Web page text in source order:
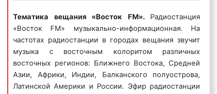
направлены на создание положительного образа
компании или ее бренда, способствуют быстрому
запоминанию бренда организации или ее названия.
Пример имиджевого рекламного ролика на радио
«Восток FM»:
Тематика вещания «Восток FM». Радиостанция
«Восток FM» музыкально-информационная. На
частотах радиостанции в городах вещания звучит
музыка с восточным колоритом различных
восточных регионов: Ближнего Востока, Средней
Азии, Африки, Индии, Балканского полуострова,
Латинской Америки и России. Эфир радиостанции